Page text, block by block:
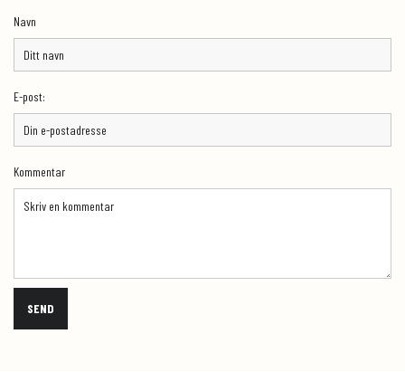
Navn
E-post:
Kommentar